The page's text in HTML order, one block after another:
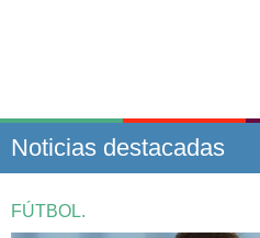
Noticias destacadas
FÚTBOL.